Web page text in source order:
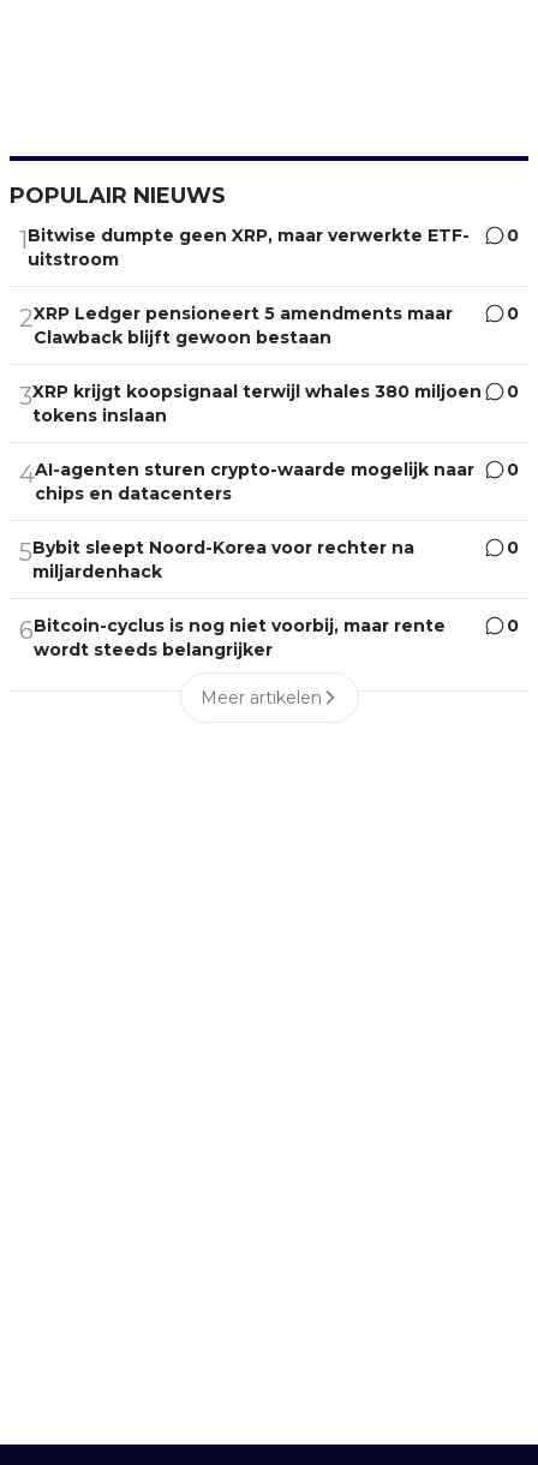
POPULAIR NIEUWS
1Bitwise dumpte geen XRP, maar verwerkte ETF-
uitstroom
0
2XRP Ledger pensioneert 5 amendments maar
Clawback blijft gewoon bestaan
0
3XRP krijgt koopsignaal terwijl whales 380 miljoen
tokens inslaan
0
4AI-agenten sturen crypto-waarde mogelijk naar
chips en datacenters
0
5Bybit sleept Noord-Korea voor rechter na
miljardenhack
0
6Bitcoin-cyclus is nog niet voorbij, maar rente
wordt steeds belangrijker
0
Meer artikelen